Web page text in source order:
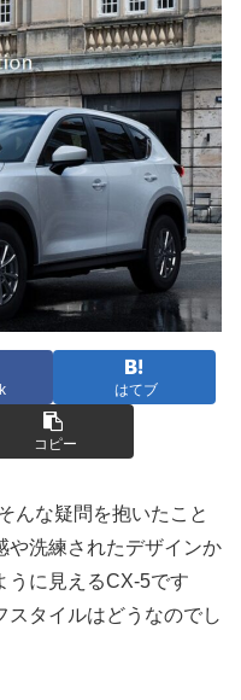
はてブ
コピー
んな疑問を抱いたこと
や洗練されたデザインか
うに見えるCX-5です
スタイルはどうなのでし